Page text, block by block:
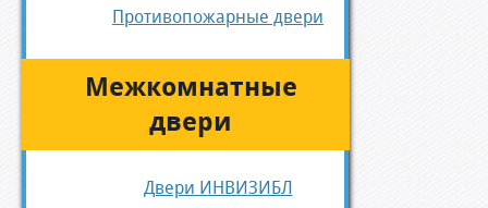
Противопожарные двери
Межкомнатные
двери
Двери ИНВИЗИБЛ